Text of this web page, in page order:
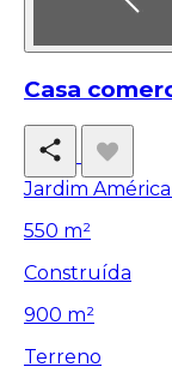
Casa
Jardim
550 m²
Construída
900 m²
Terreno